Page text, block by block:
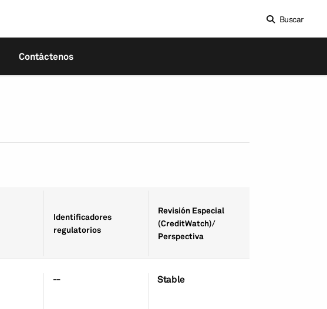
Buscar
Contáctenos
Identifica­dores
regulatorios
Revisión Especial
(CreditWatch)/
Perspectiva
-- Stable